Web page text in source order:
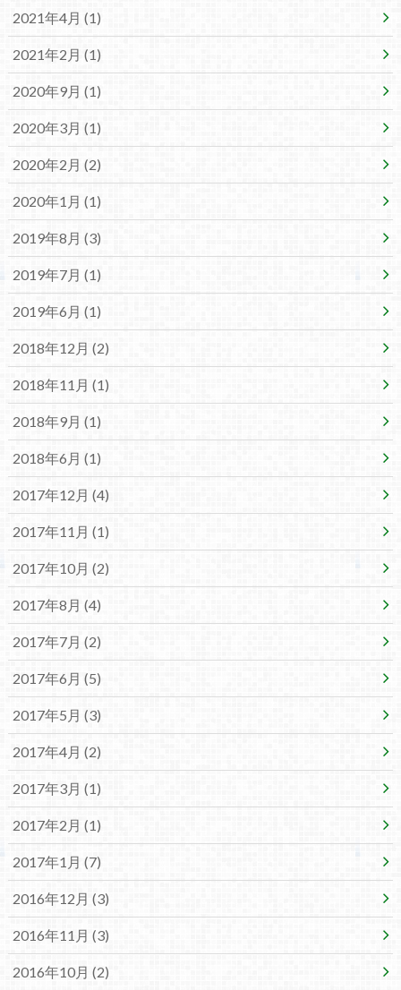
2021年4月 (1)
2021年2月 (1)
2020年9月 (1)
2020年3月 (1)
2020年2月 (2)
2020年1月 (1)
2019年8月 (3)
2019年7月 (1)
2019年6月 (1)
2018年12月 (2)
2018年11月 (1)
2018年9月 (1)
2018年6月 (1)
2017年12月 (4)
2017年11月 (1)
2017年10月 (2)
2017年8月 (4)
2017年7月 (2)
2017年6月 (5)
2017年5月 (3)
2017年4月 (2)
2017年3月 (1)
2017年2月 (1)
2017年1月 (7)
2016年12月 (3)
2016年11月 (3)
2016年10月 (2)